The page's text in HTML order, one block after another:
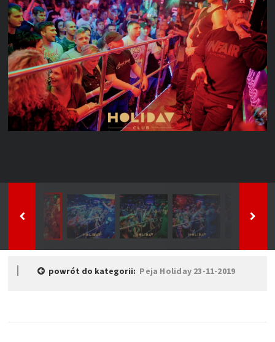
powrót do kategorii: Peja Holiday 23-11-2019